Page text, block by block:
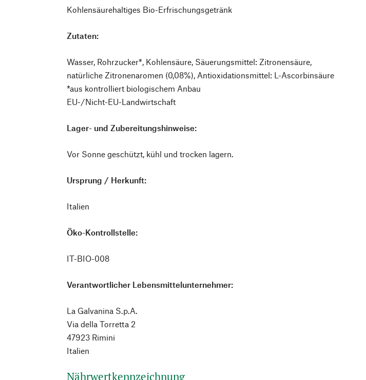
Kohlensäurehaltiges Bio-Erfrischungsgetränk
Zutaten:
Wasser, Rohrzucker*, Kohlensäure, Säuerungsmittel: Zitronensäure,
natürliche Zitronenaromen (0,08%), Antioxidationsmittel: L-Ascorbinsäure
*aus kontrolliert biologischem Anbau
EU-/Nicht-EU-Landwirtschaft
Lager- und Zubereitungshinweise:
Vor Sonne geschützt, kühl und trocken lagern.
Ursprung / Herkunft:
Italien
Öko-Kontrollstelle:
IT-BIO-008
Verantwortlicher Lebensmittelunternehmer:
La Galvanina S.p.A.
Via della Torretta 2
47923 Rimini
Italien
Nährwertkennzeichnung